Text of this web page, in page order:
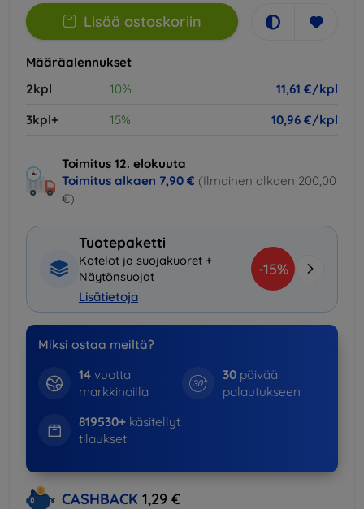
Lisää ostoskoriin
Määräalennukset
2kpl
10%
11,61 €/kpl
3kpl+
15% 10,96 €/kpl
Toimitus 12. elokuuta
Toimitus alkaen 7,90 € (Ilmainen alkaen 200,00
€)
Tuotepaketti
Kotelot ja suojakuoret +
Näytönsuojat
Lisätietoja
-15%
Miksi ostaa meiltä?
14vuotta
markkinoilla
30 päivää
palautukseen
819530+käsitellyt
tilaukset
CASHBACK 1,29 €